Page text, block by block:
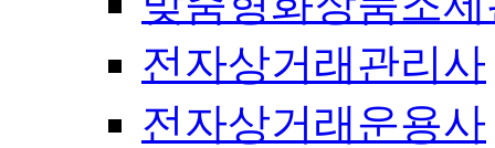
전자상거래관리사
전자상거래운용사